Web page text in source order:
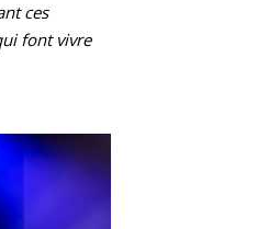
ces
font vivre